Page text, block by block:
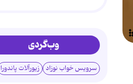
وب‌گردی
سرویس خواب نوزاد زیورآلات پاندورا